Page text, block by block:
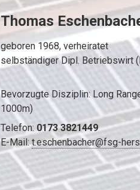
Thomas
geboren 1968, verheiratet
selbständiger Dipl. Betriebswirt
Bevorzugte Disziplin: Long
1000m)
Telefon:0173 3821449
E-Mail:t.eschenbacher@fsg-